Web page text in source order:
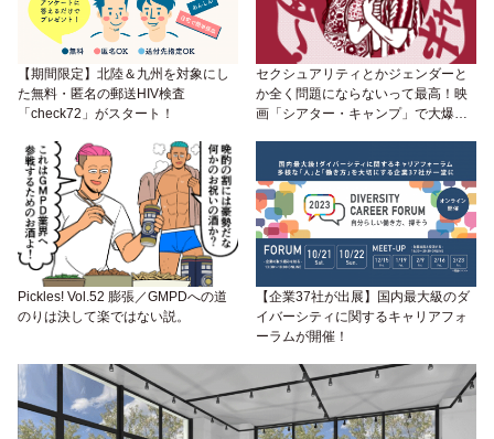
【期間限定】北陸＆九州を対象にし
た無料・匿名の郵送HIV検査
「check72」がスタート！
セクシュアリティとかジェンダーと
か全く問題にならないって最高！映
画「シアター・キャンプ」で大爆笑
Pickles! Vol.52 膨張／GMPDへの道
のりは決して楽ではない説。
【企業37社が出展】国内最大級のダ
イバーシティに関するキャリアフォ
ーラムが開催！